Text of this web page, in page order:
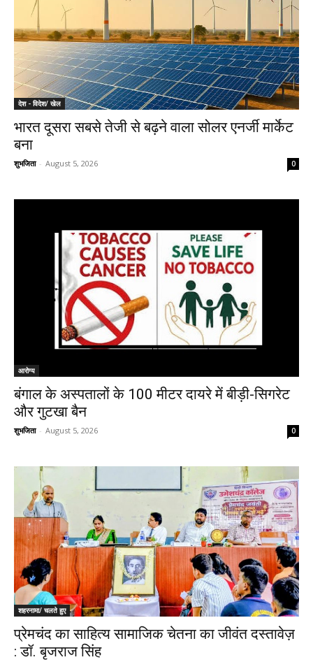
देश - विदेश/ खेल
भारत दूसरा सबसे तेजी से बढ़ने वाला सोलर एनर्जी मार्केट
बना
शुभजिता - August 5, 2026 0
आरोग्य
बंगाल के अस्पतालों के 100 मीटर दायरे में बीड़ी-सिगरेट
और गुटखा बैन
शुभजिता - August 5, 2026 0
शहरनामा/ चलते हुए
प्रेमचंद का साहित्य सामाजिक चेतना का जीवंत दस्तावेज़
: डॉ. बृजराज सिंह